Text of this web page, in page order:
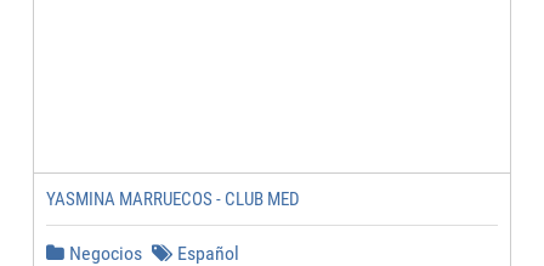
YASMINA MARRUECOS - CLUB MED
Negocios Español